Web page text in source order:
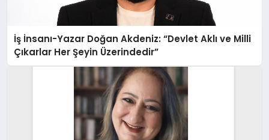
İş İnsanı-Yazar Doğan Akdeniz: “Devlet Aklı ve Milli
Çıkarlar Her Şeyin Üzerindedir”